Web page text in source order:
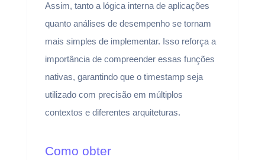
Assim, tanto a lógica interna de aplicações
quanto análises de desempenho se tornam
mais simples de implementar. Isso reforça a
importância de compreender essas funções
nativas, garantindo que o timestamp seja
utilizado com precisão em múltiplos
contextos e diferentes arquiteturas.
Como obter